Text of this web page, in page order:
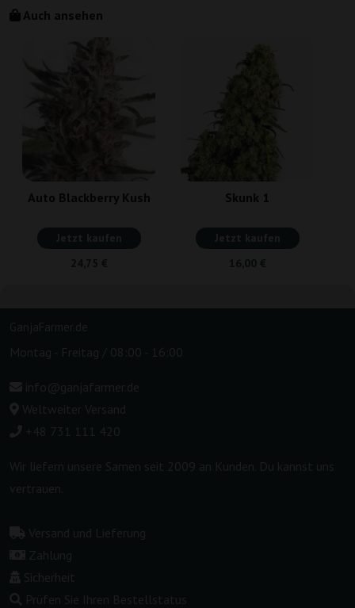
Auch ansehen
Auto Blackberry Kush
Jetzt kaufen
24,75 €
Skunk 1
Jetzt kaufen
16,00 €
GanjaFarmer.de
Montag - Freitag / 08:00 - 16:00
info@ganjafarmer.de
Weltweiter Versand
+48 731 111 420
Wir liefern unsere Samen seit 2009 an Kunden. Du kannst uns
vertrauen.
Versand und Lieferung
Zahlung
Sicherheit
Prüfen Sie Ihren Bestellstatus